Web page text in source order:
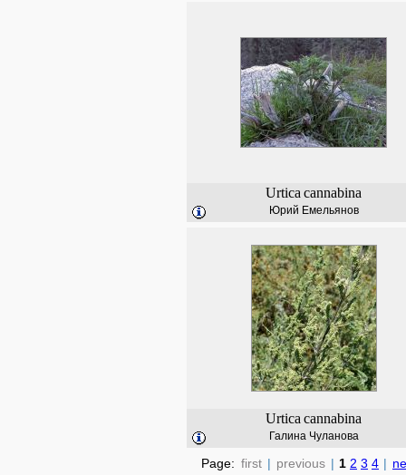
Urtica cannabina
Юрий Емельянов
Urtica cannabina
Галина Чуланова
Page: first | previous | 1 2 3 4 |